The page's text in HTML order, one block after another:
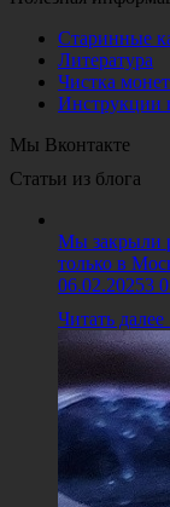
Старинные
Литература
Чистка монет
Мы Вконтакте
Статьи из блога
Мы закрыли
только в
06.02.20253
Читать